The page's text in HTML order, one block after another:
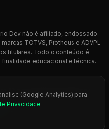
Dev não é afiliado, endossado
TOTVS, Protheus e ADVPL
titulares. Todo o conteúdo é
educacional e técnica.
💚 para desenvolvedores
(Google Analytics) para
Privacidade